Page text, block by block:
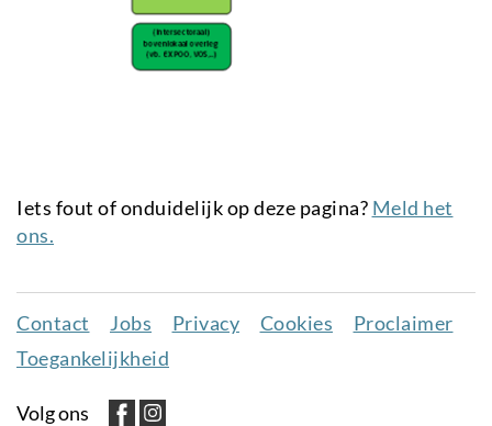
Iets fout of onduidelijk op deze pagina? Meld het
ons.
Juridisch
menu
Contact Jobs Privacy Cookies
Proclaimer
Toegankelijkheid
Volg ons